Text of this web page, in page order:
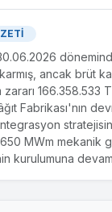
ancak brüt
166.358.533
Fabrikası'nın
MWm mekanik
kurulumuna